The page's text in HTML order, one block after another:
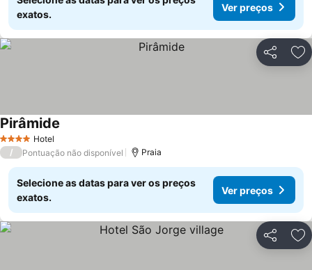
exatos.
Ver preços
Partilhar
4 EstrelasHotel
Pirâmide
/ Pontuação não disponível Praia
Selecione as datas para ver os preços
exatos.
Ver preços
Partilhar